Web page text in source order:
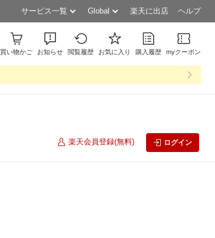
サービス一覧 Global 楽天に出店 ヘルプ
買い物かご お知らせ 閲覧履歴 お気に入り 購入履歴 myクーポン
楽天会員登録(無料) ログイン